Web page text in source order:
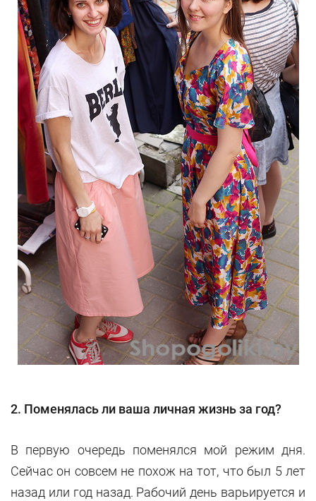
2. Поменялась ли ваша личная жизнь за год?
В первую очередь поменялся мой режим дня.
Сейчас он совсем не похож на тот, что был 5 лет
назад или год назад. Рабочий день варьируется и